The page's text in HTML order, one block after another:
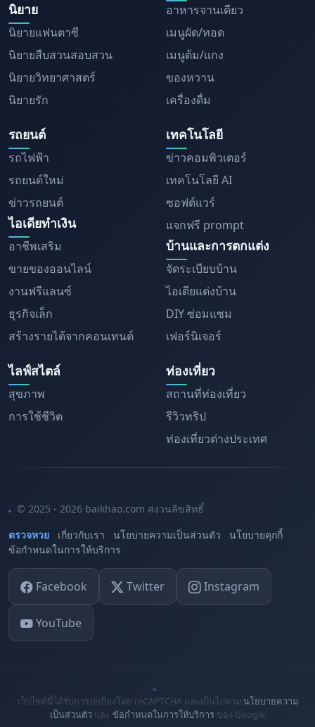
นิยาย
นิยายแฟนตาซี
นิยายสืบสวนสอบสวน
นิยายวิทยาศาสตร์
นิยายรัก
อาหารจานเดียว
เมนูผัด/ทอด
เมนูต้ม/แกง
ของหวาน
เครื่องดื่ม
รถยนต์
รถไฟฟ้า
รถยนต์ใหม่
ข่าวรถยนต์
ไอเดียทำเงิน
อาชีพเสริม
ขายของออนไลน์
งานฟรีแลนซ์
ธุรกิจเล็ก
สร้างรายได้จากคอนเทนต์
เทคโนโลยี
ข่าวคอมพิวเตอร์
เทคโนโลยี AI
ซอฟต์แวร์
แจกฟรี prompt
บ้านและการตกแต่ง
จัดระเบียบบ้าน
ไอเดียแต่งบ้าน
DIY ซ่อมแซม
เฟอร์นิเจอร์
ไลฟ์สไตล์
สุขภาพ
การใช้ชีวิต
ท่องเที่ยว
สถานที่ท่องเที่ยว
รีวิวทริป
ท่องเที่ยวต่างประเทศ
© 2025 - 2026 baikhao.com สงวนลิขสิทธิ์
ตรวจหวย
เกี่ยวกับเรา นโยบายความเป็นส่วนตัว
นโยบายคุกกี้
ข้อกำหนดในการให้บริการ
Facebook Twitter Instagram
YouTube
เว็บไซต์นี้ได้รับการปกป้องโดย reCAPTCHA และเป็นไปตาม นโยบายความ
เป็นส่วนตัว และ ข้อกำหนดในการให้บริการ ของ Google